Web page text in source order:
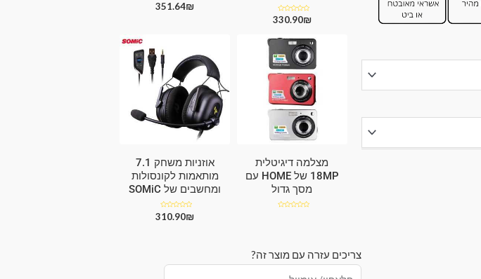
דורג
0
330.90₪
דורג
0
351.64₪
מצלמה דיגיטלית
18MP של HOME עם
מסך גדול
אוזניות משחק 7.1
מותאמות לקונסולות
ומחשבים של SOMiC
דורג
0
310.90₪
צריכים עזרה עם מוצר זה?